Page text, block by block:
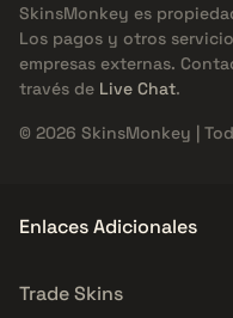
SkinsMonkey es
Los pagos y otros
empresas externas.
través de Live Chat.
© 2026 SkinsMonkey |
Enlaces Adicionales
Trade Skins